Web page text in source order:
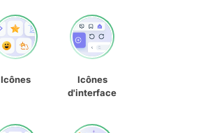
Icônes
Icônes
d'interface